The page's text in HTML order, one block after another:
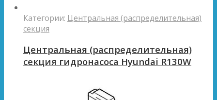
Категории: Центральная (распределительная)
секция
Центральная (распределительная)
секция гидронасоса Hyundai R130W